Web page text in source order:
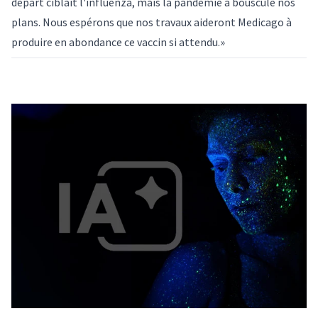
plans. Nous espérons que nos travaux aideront Medicago à
produire en abondance ce vaccin si attendu.»